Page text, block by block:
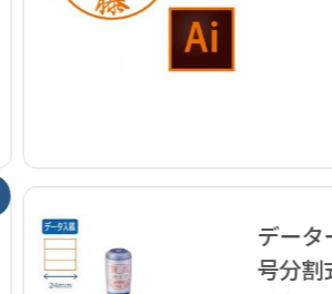
データ
号分割